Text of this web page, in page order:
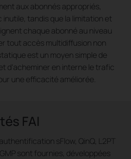
aux abonnés appropriés,
tandis que la limitation et
chaque abonné au niveau
tout accès multidiffusion non
est un moyen simple de
d'acheminer en interne le trafic
une efficacité améliorée.
FAI
sFlow, QinQ, L2PT
sont fournies, développées